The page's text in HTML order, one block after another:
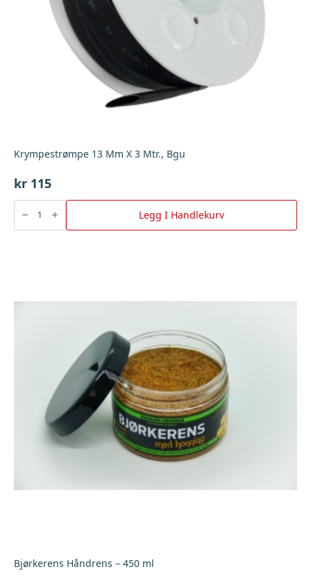
Krympestrømpe 13 Mm X 3 Mtr., Bgu
kr 115
Krympestrømpe
Mm
X
Legg I Handlekurv
Bjørkerens Håndrens – 450 ml